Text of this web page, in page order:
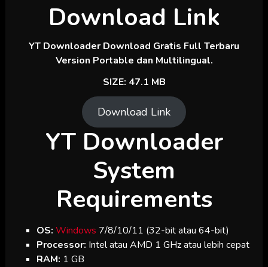
Download Link
YT Downloader Download Gratis Full Terbaru
Version Portable dan Multilingual.
SIZE: 47.1 MB
Download Link
YT Downloader
System
Requirements
OS: Windows 7/8/10/11 (32-bit atau 64-bit)
Processor: Intel atau AMD 1 GHz atau lebih cepat
RAM: 1 GB